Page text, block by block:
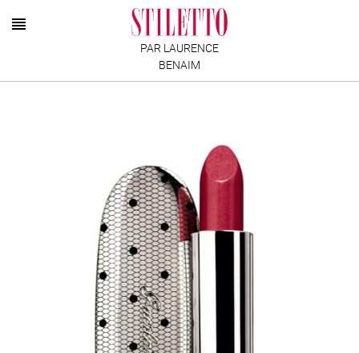
PAR LAURENCE
BENAIM